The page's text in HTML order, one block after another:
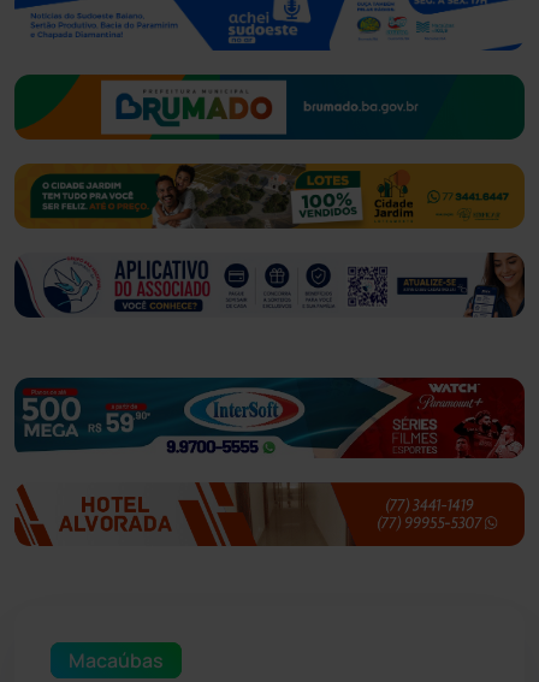
Macaúbas